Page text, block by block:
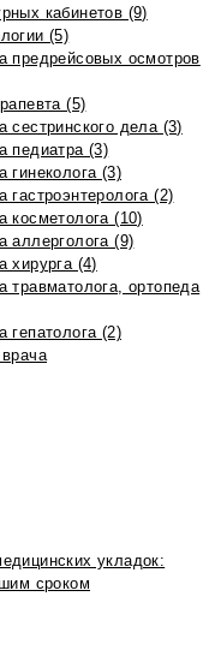
кабинетов (9)
(5)
предрейсовых осмотров
(5)
сестринского дела (3)
педиатра (3)
гинеколога (3)
гастроэнтеролога (2)
косметолога (10)
аллерголога (9)
хирурга (4)
травматолога, ортопеда
гепатолога (2)
укладок:
сроком